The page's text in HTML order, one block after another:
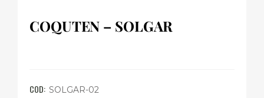
COQUTEN – SOLGAR
COD: SOLGAR-02